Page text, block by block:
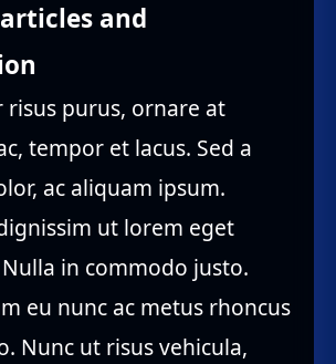
and
risus purus, ornare at
tempor et lacus. Sed a
ac aliquam ipsum.
ut lorem eget
in commodo justo.
eu nunc ac metus rhoncus
Nunc ut risus vehicula,